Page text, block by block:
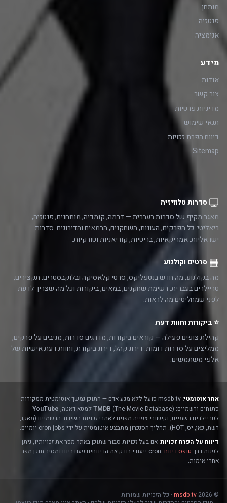
מותחן
פנטזיה
אנימציה
מידע
אודות
צור קשר
מדיניות פרטיות
תנאי שימוש
דיווח הפרת זכויות
Sitemap
סדרות טלוויזיה
מאגר מקיף של סדרות בעברית — דרמה, קומדיה, מותחנים, פנטזיה,
ריאליטי. כל הפרקים, העונות, השחקנים, הבמאים והדירוגים. סדרות
ישראליות, אמריקאיות, בריטיות, קוריאניות וטורקיות.
סרטים וקולנוע
מה בקולנוע, מה חדש בנטפליקס, סרטי קלאסיקה ובלוקבסטרים. תקצירים,
טריילרים בעברית, רשימת שחקנים, במאים, ביקורות וכל מה שצריך לדעת
לפני שמחליטים מה לראות.
⭐ ביקורות וחוות דעת
קהילת צופים פעילה — קוראים ביקורות, מדרגים סדרות, מגיבים על פרקים,
ממליצים על סדרות דומות. דירוג קהל, דירוג ביקורת, וחוות דעת אישיות של
אלפי משתמשים.
אתר אוטומטי:
msdb.tv פועל ללא מגע אדם — התוכן נמשך אוטומטית ממקורות
פתוחים ורשמיים:
TMDB (The Movie Database) למטא-דאטה,
YouTube
לטריילרים רשמיים, וקישורי צפייה מפנים לאתרי זכויות השידור הרשמיים (מאקו,
רשת, כאן, יס, HOT). תהליך הסנכרון מתבצע אוטומטית על ידי cron jobs יומיים.
דיווח על הפרת זכויות: אם בעל זכויות סבור שתוכן באתר מפר את זכויותיו, ניתן
לפנות דרך טופס דיווח
. cron ייעודי בודק את הדיווחים פעם ביום ומסיר תוכן מפר
אחרי אימות.
© 2026
msdb.tv · כל הזכויות שמורות